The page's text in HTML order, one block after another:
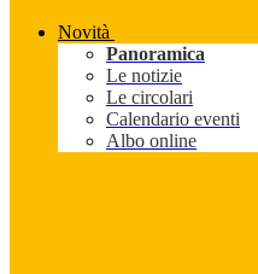
Novità
Panoramica
Le notizie
Le circolari
Calendario eventi
Albo online